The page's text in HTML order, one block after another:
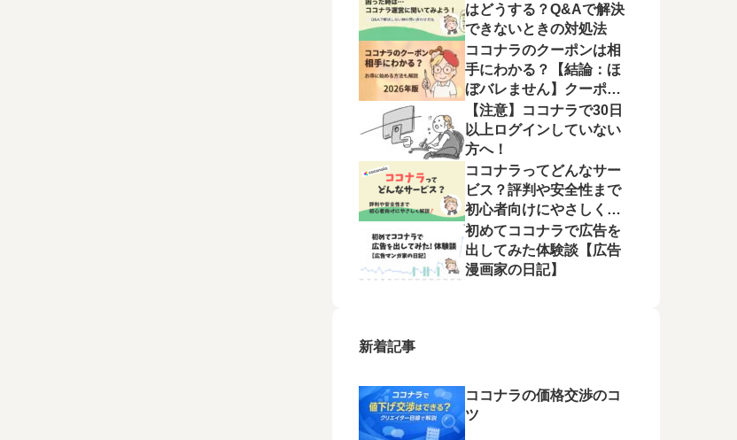
はどうする？Q&Aで解決
できないときの対処法
ココナラのクーポンは相
手にわかる？【結論：ほ
ぼバレません】クーポン
はいつ出る？今使える方
法も解説｜2026年版
【注意】ココナラで30日
以上ログインしていない
方へ！
ココナラってどんなサー
ビス？評判や安全性まで
初心者向けにやさしく解
説！
初めてココナラで広告を
出してみた体験談【広告
漫画家の日記】
新着記事
ココナラの価格交渉のコ
ツ